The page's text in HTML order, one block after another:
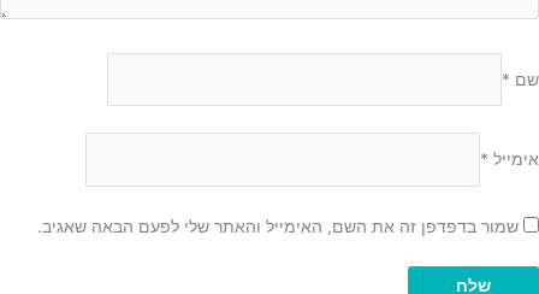
שם *
אימייל *
שמור בדפדפן זה את השם, האימייל והאתר שלי לפעם הבאה שאגיב.